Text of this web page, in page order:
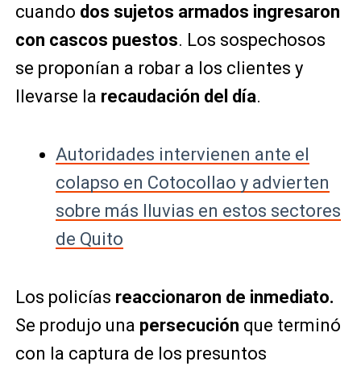
cuando dos sujetos armados ingresaron
con cascos puestos. Los sospechosos
se proponían a robar a los clientes y
llevarse la recaudación del día.
Autoridades intervienen ante el
colapso en Cotocollao y advierten
sobre más lluvias en estos sectores
de Quito
Los policías reaccionaron de inmediato.
Se produjo una persecución que terminó
con la captura de los presuntos